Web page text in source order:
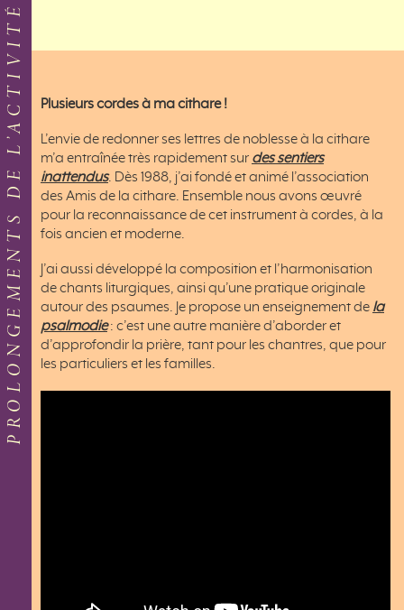
PROLONGEMENTS DE L’ACTIVITÉ Plusieurs cordes à ma cithare !
L’envie de redonner ses lettres de noblesse à la cithare
m’a entraînée très rapidement sur des sentiers
inattendus. Dès 1988, j’ai fondé et animé l’association
des Amis de la cithare. Ensemble nous avons œuvré
pour la reconnaissance de cet instrument à cordes, à la
fois ancien et moderne.
J’ai aussi développé la composition et l’harmonisation
de chants liturgiques, ainsi qu’une pratique originale
autour des psaumes. Je propose un enseignement de la
psalmodie: c’est une autre manière d’aborder et
d’approfondir la prière, tant pour les chantres, que pour
les particuliers et les familles.